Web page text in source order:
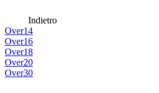
Indietro
Over14
Over16
Over18
Over20
Over30